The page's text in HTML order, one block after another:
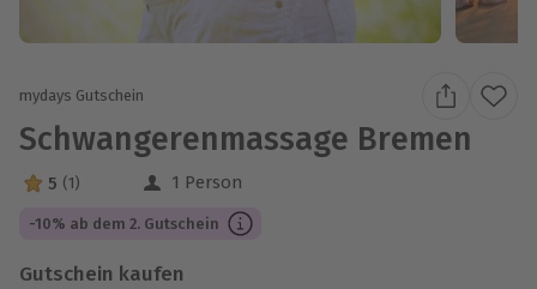
mydays Gutschein
Schwangerenmassage Bremen
5 Sterne von 5 aus 1 Bewertungen
5 (1) 1 Person
-10% ab dem 2. Gutschein
Gutschein kaufen